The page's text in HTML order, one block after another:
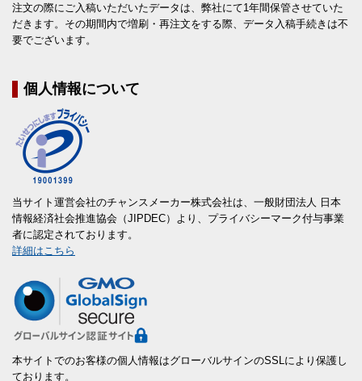
注文の際にご入稿いただいたデータは、弊社にて1年間保管させていた
だきます。その期間内で増刷・再注文をする際、データ入稿手続きは不
要でございます。
個人情報について
当サイト運営会社のチャンスメーカー株式会社は、一般財団法人 日本
情報経済社会推進協会（JIPDEC）より、プライバシーマーク付与事業
者に認定されております。
詳細はこちら
本サイトでのお客様の個人情報はグローバルサインのSSLにより保護し
ております。